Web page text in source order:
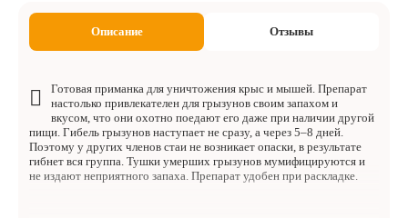
Описание Отзывы
Готовая приманка для уничтожения крыс и мышей. Препарат
настолько привлекателен для грызунов своим запахом и
вкусом, что они охотно поедают его даже при наличии другой
пищи. Гибель грызунов наступает не сразу, а через 5–8 дней.
Поэтому у других членов стаи не возникает опаски, в результате
гибнет вся группа. Тушки умерших грызунов мумифицируются и
не издают неприятного запаха. Препарат удобен при раскладке.